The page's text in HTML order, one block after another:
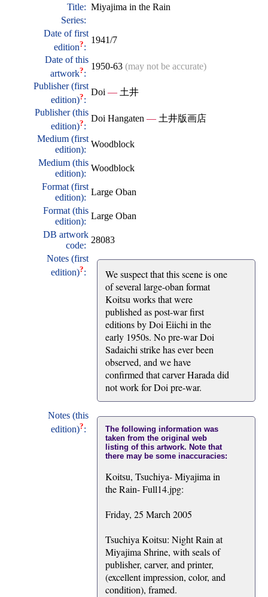
Title: Miyajima in the Rain
Series:
Date of first
edition?:
1941/7
Date of this
artwork?:
1950-63 (may not be accurate)
Publisher (first
edition)?:
Doi — 土井
Publisher (this
edition)?:
Doi Hangaten — 土井版画店
Medium (first
edition):
Woodblock
Medium (this
edition):
Woodblock
Format (first
edition):
Large Oban
Format (this
edition):
Large Oban
DB artwork
code:
28083
Notes (first
edition)?:
We suspect that this scene is one
of several large-oban format
Koitsu works that were
published as post-war first
editions by Doi Eiichi in the
early 1950s. No pre-war Doi
Sadaichi strike has ever been
observed, and we have
confirmed that carver Harada did
not work for Doi pre-war.
Notes (this
edition)?:
The following information was
taken from the original web
listing of this artwork. Note that
there may be some inaccuracies:
Koitsu, Tsuchiya- Miyajima in
the Rain- Full14.jpg:
Friday, 25 March 2005
Tsuchiya Koitsu: Night Rain at
Miyajima Shrine, with seals of
publisher, carver, and printer,
(excellent impression, color, and
condition), framed.